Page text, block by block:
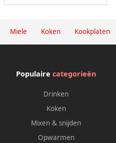
Miele Koken Kookplaten
Populaire categorieën
Drinken
Koken
Mixen & snijden
Opwarmen